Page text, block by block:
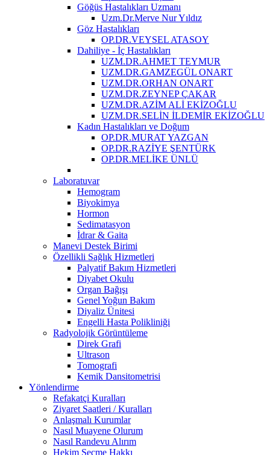
Göğüs Hastalıkları Uzmanı
Uzm.Dr.Merve Nur Yıldız
Göz Hastalıkları
OP.DR.VEYSEL ATASOY
Dahiliye - İç Hastalıkları
UZM.DR.AHMET TEYMUR
UZM.DR.GAMZEGÜL ONART
UZM.DR.ORHAN ONART
UZM.DR.ZEYNEP ÇAKAR
UZM.DR.AZİM ALİ EKİZOĞLU
UZM.DR.SELİN İLDEMİR EKİZOĞLU
Kadın Hastalıkları ve Doğum
OP.DR.MURAT YAZGAN
OP.DR.RAZİYE ŞENTÜRK
OP.DR.MELİKE ÜNLÜ
Laboratuvar
Hemogram
Biyokimya
Hormon
Sedimatasyon
İdrar & Gaita
Manevi Destek Birimi
Özellikli Sağlık Hizmetleri
Palyatif Bakım Hizmetleri
Diyabet Okulu
Organ Bağışı
Genel Yoğun Bakım
Diyaliz Ünitesi
Engelli Hasta Polikliniği
Radyolojik Görüntüleme
Direk Grafi
Ultrason
Tomografi
Kemik Dansitometrisi
Yönlendirme
Refakatçi Kuralları
Ziyaret Saatleri / Kuralları
Anlaşmalı Kurumlar
Nasıl Muayene Olurum
Nasıl Randevu Alırım
Hekim Seçme Hakkı